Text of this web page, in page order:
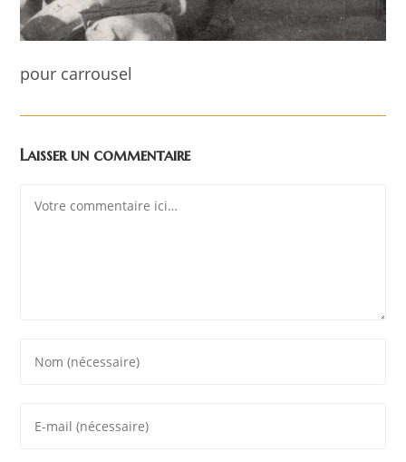
pour carrousel
Laisser un commentaire